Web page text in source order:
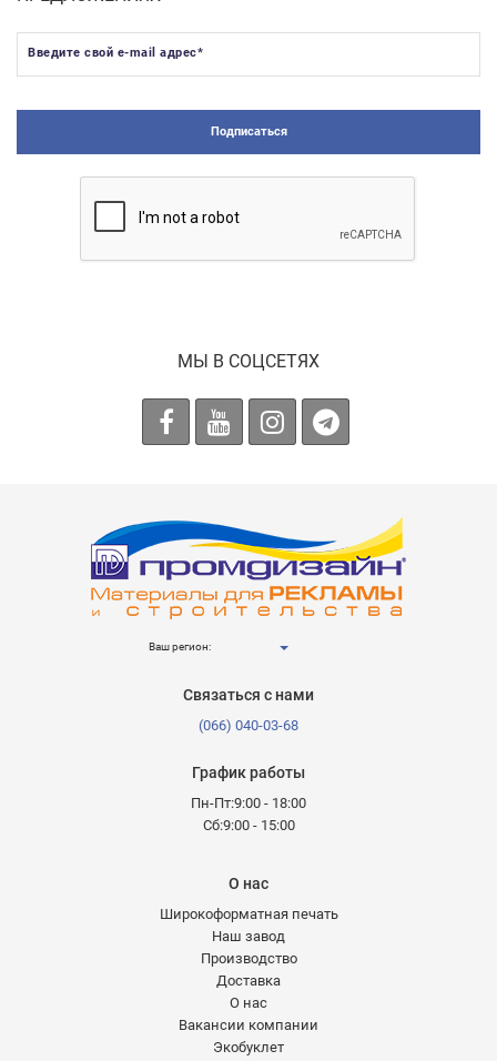
Введите свой e-mail адрес*
Подписаться
МЫ В СОЦСЕТЯХ
Ваш регион:
Связаться с нами
(066) 040-03-68
График работы
Пн-Пт:9:00 - 18:00
Сб:9:00 - 15:00
О нас
Широкоформатная печать
Наш завод
Производство
Доставка
О нас
Вакансии компании
Экобуклет